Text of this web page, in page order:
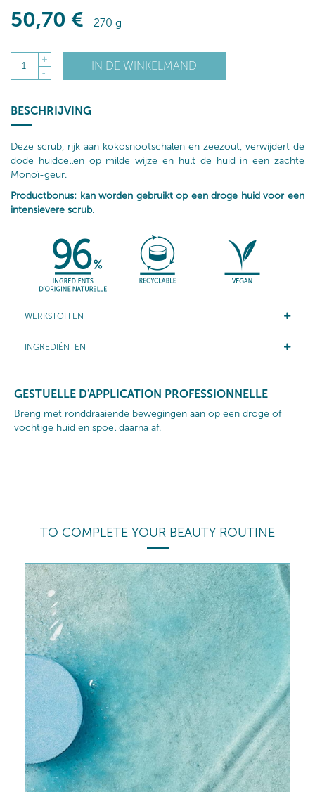
50,70 € 270 g
1
+
-
IN DE WINKELMAND
BESCHRIJVING
Deze scrub, rijk aan kokosnootschalen en zeezout, verwijdert de
dode huidcellen op milde wijze en hult de huid in een zachte
Monoï-geur.
Productbonus: kan worden gebruikt op een droge huid voor een
intensievere scrub.
WERKSTOFFEN
INGREDIËNTEN
GESTUELLE D'APPLICATION PROFESSIONNELLE
Breng met ronddraaiende bewegingen aan op een droge of
vochtige huid en spoel daarna af.
TO COMPLETE YOUR BEAUTY ROUTINE